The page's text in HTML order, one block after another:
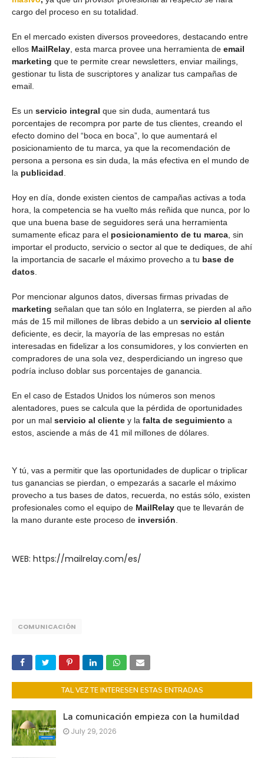
cargo del proceso en su totalidad.
En el mercado existen diversos proveedores, destacando entre
ellos MailRelay , esta marca provee una herramienta de email
marketing que te permite crear newsletters, enviar mailings,
gestionar tu lista de suscriptores y analizar tus campañas de
email.
Es un servicio integral que sin duda, aumentará tus
porcentajes de recompra por parte de tus clientes, creando el
efecto domino del “boca en boca”, lo que aumentará el
posicionamiento de tu marca, ya que la recomendación de
persona a persona es sin duda, la más efectiva en el mundo de
la publicidad
Hoy en día, donde existen cientos de campañas activas a toda
hora, la competencia se ha vuelto más reñida que nunca, por lo
que una buena base de seguidores será una herramienta
sumamente eficaz para el posicionamiento de tu marca , sin
importar el producto, servicio o sector al que te dediques, de ahí
la importancia de sacarle el máximo provecho a tu base de
datos
Por mencionar algunos datos, diversas firmas privadas de
marketing señalan que tan sólo en Inglaterra, se pierden al año
más de 15 mil millones de libras debido a un servicio al cliente
deficiente, es decir, la mayoría de las empresas no están
interesadas en fidelizar a los consumidores, y los convierten en
compradores de una sola vez, desperdiciando un ingreso que
podría incluso doblar sus porcentajes de ganancia.
En el caso de Estados Unidos los números son menos
alentadores, pues se calcula que la pérdida de oportunidades
por un mal servicio al cliente y la falta de seguimiento a
estos, asciende a más de 41 mil millones de dólares.
Y tú, vas a permitir que las oportunidades de duplicar o triplicar
tus ganancias se pierdan, o empezarás a sacarle el máximo
provecho a tus bases de datos, recuerda, no estás sólo, existen
profesionales como el equipo de MailRelay que te llevarán de
la mano durante este proceso de inversión
WEB: https://mailrelay.com/es/
COMUNICACIÓN
TAL VEZ TE INTERESEN ESTAS ENTRADAS
La comunicación empieza con la humildad
July 29, 2026